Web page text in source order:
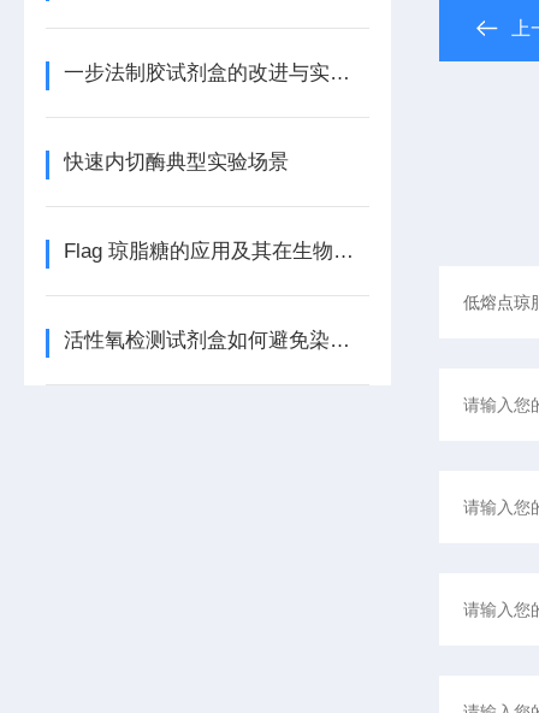
一步法制胶试剂盒的改进与实验效果评估
快速内切酶典型实验场景
Flag 琼脂糖的应用及其在生物学中的重要性
活性氧检测试剂盒如何避免染料氧化与光漂白？